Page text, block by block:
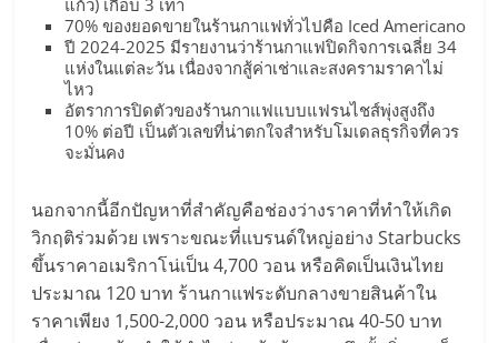
ไชส์,
รวม
แฟ
รน
ไชส์
แก้ว) เกือบ 3 เท่า
70% ของยอดขายในร้านกาแฟทั่วไปคือ Iced Americano
ปี 2024-2025 มีรายงานว่าร้านกาแฟปิดกิจการเฉลี่ย 34
แห่งในแต่ละวัน เนื่องจากสู้ค่าเช่าและสงครามราคาไม่
ไหว
อัตราการปิดตัวของร้านกาแฟแบบแฟรนไชส์พุ่งสูงถึง
10% ต่อปี เป็นตัวเลขที่น่าตกใจสำหรับโมเดลธุรกิจที่ควร
จะมั่นคง
นอกจากนี้อีกปัญหาที่สำคัญคือช่องว่างราคาที่ทำให้เกิด
วิกฤติร่วมด้วย เพราะขณะที่แบรนด์ใหญ่อย่าง Starbucks
ขึ้นราคาอเมริกาโน่เป็น 4,700 วอน หรือคิดเป็นเงินไทย
ประมาณ 120 บาท ร้านกาแฟระดับกลางขายสินค้าใน
ราคาเพียง 1,500-2,000 วอน หรือประมาณ 40-50 บาท